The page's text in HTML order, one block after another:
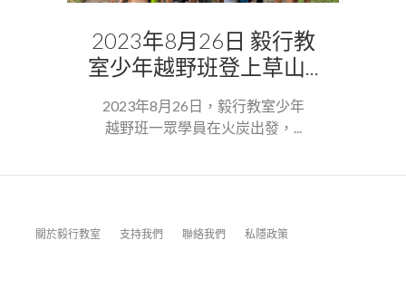
2023年8月26日 毅行教
室少年越野班登上草山...
2023年8月26日，毅行教室少年
越野班一眾學員在火炭出發，...
關於毅行教室 支持我們 聯絡我們 私隱政策